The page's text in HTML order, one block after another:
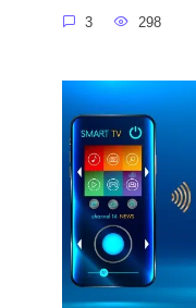
3 298